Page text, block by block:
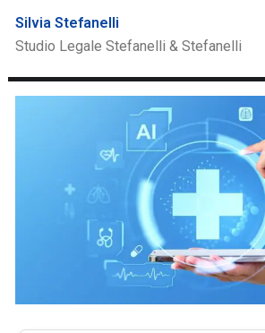
Silvia Stefanelli
Studio Legale Stefanelli & Stefanelli